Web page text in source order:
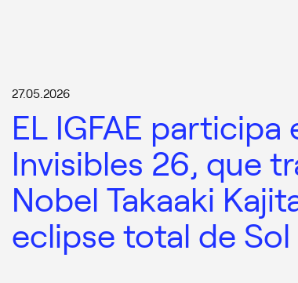
27.05.2026
EL IGFAE
Invisibles 26, que
Nobel Takaaki
eclipse total de Sol